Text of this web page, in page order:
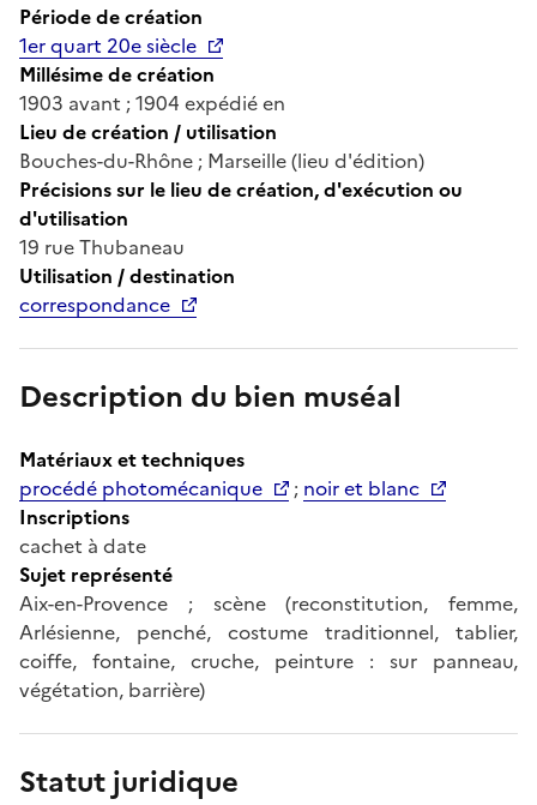
Période de création
1er quart 20e siècle
Millésime de création
1903 avant ; 1904 expédié en
Lieu de création / utilisation
Bouches-du-Rhône ; Marseille (lieu d'édition)
Précisions sur le lieu de création, d'exécution ou
d'utilisation
19 rue Thubaneau
Utilisation / destination
correspondance
Description du bien muséal
Matériaux et techniques
procédé photomécanique
; noir et blanc
Inscriptions
cachet à date
Sujet représenté
Aix-en-Provence ; scène (reconstitution, femme,
Arlésienne, penché, costume traditionnel, tablier,
coiffe, fontaine, cruche, peinture : sur panneau,
végétation, barrière)
Statut juridique